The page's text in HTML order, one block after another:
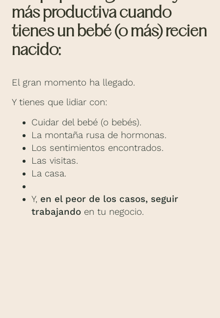
más productiva cuando
tienes un bebé (o más) recien
nacido:
El gran momento ha llegado.
Y tienes que lidiar con:
Cuidar del bebé (o bebés).
La montaña rusa de hormonas.
Los sentimientos encontrados.
Las visitas.
La casa.
Y, en el peor de los casos, seguir
trabajando en tu negocio.